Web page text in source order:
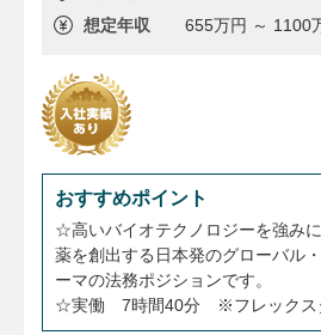
想定年収
655万円 ～ 1100
おすすめポイント
☆高いバイオテクノロジーを強み
薬を創出する日本発のグローバル
ーマの法務ポジションです。
☆実働 7時間40分 ※フレックス